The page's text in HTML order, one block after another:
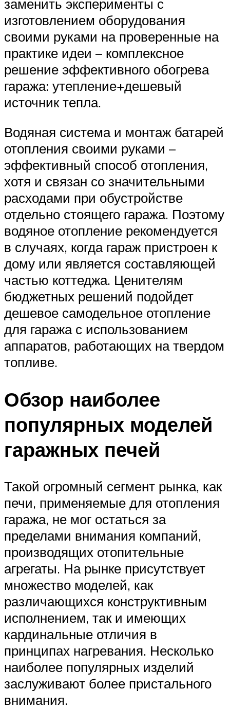
заменить эксперименты с
изготовлением оборудования
своими руками на проверенные на
практике идеи – комплексное
решение эффективного обогрева
гаража: утепление+дешевый
источник тепла.
Водяная система и монтаж батарей
отопления своими руками –
эффективный способ отопления,
хотя и связан со значительными
расходами при обустройстве
отдельно стоящего гаража. Поэтому
водяное отопление рекомендуется
в случаях, когда гараж пристроен к
дому или является составляющей
частью коттеджа. Ценителям
бюджетных решений подойдет
дешевое самодельное отопление
для гаража с использованием
аппаратов, работающих на твердом
топливе.
Обзор наиболее
популярных моделей
гаражных печей
Такой огромный сегмент рынка, как
печи, применяемые для отопления
гаража, не мог остаться за
пределами внимания компаний,
производящих отопительные
агрегаты. На рынке присутствует
множество моделей, как
различающихся конструктивным
исполнением, так и имеющих
кардинальные отличия в
принципах нагревания. Несколько
наиболее популярных изделий
заслуживают более пристального
внимания.